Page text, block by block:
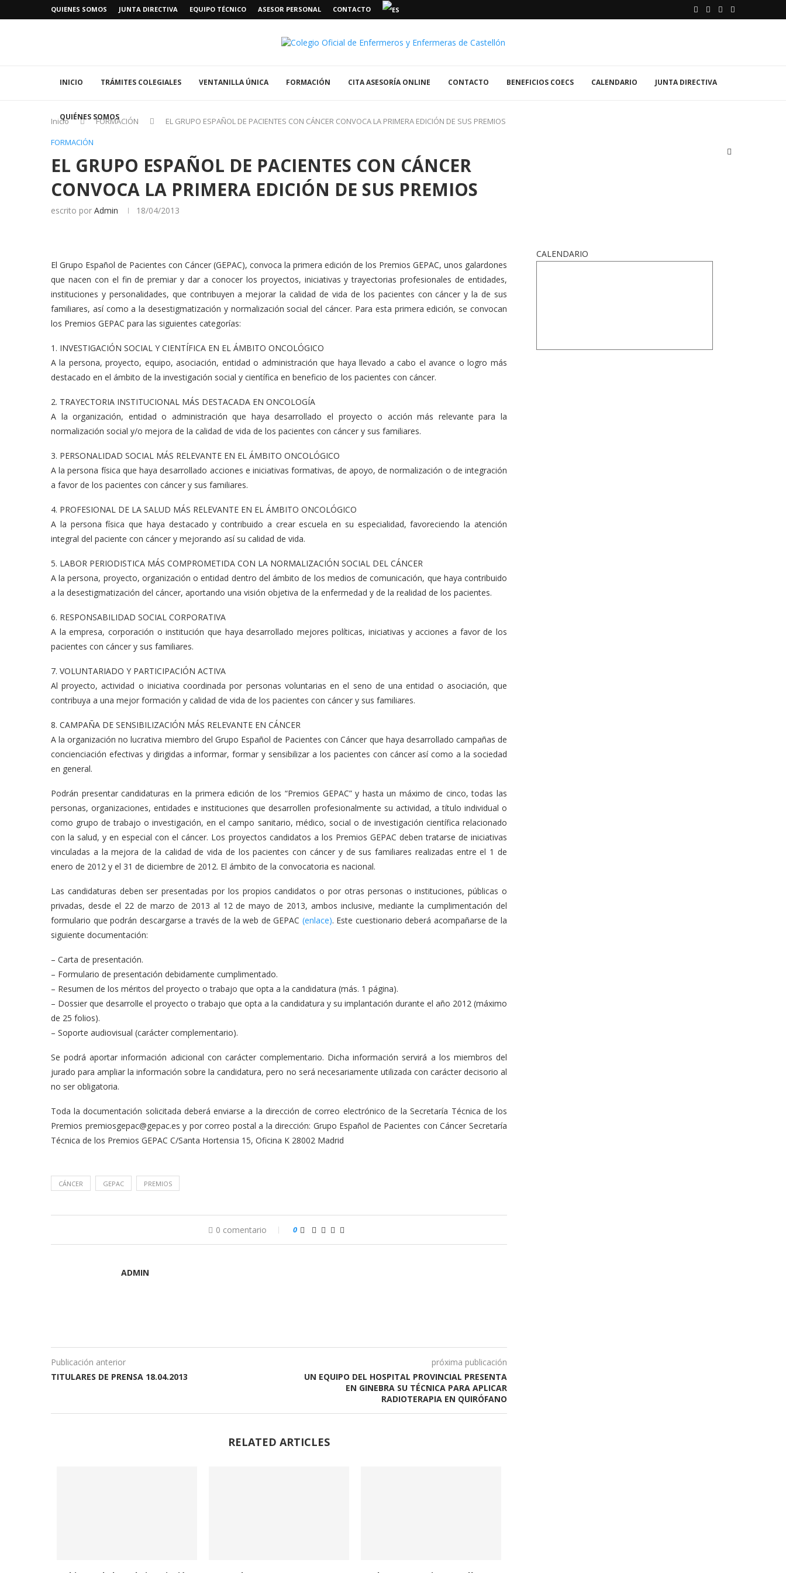
QUIENES SOMOS JUNTA DIRECTIVA EQUIPO TÉCNICO ASESOR PERSONAL CONTACTO
INICIO TRÁMITES COLEGIALES VENTANILLA ÚNICA FORMACIÓN CITA ASESORÍA ONLINE CONTACTO BENEFICIOS COECS CALENDARIO JUNTA DIRECTIVA
QUIÉNES SOMOS
Inicio FORMACIÓN
EL GRUPO ESPAÑOL DE PACIENTES CON CÁNCER CONVOCA LA PRIMERA EDICIÓN DE SUS PREMIOS
FORMACIÓN
EL GRUPO ESPAÑOL DE PACIENTES CON CÁNCER
CONVOCA LA PRIMERA EDICIÓN DE SUS PREMIOS
escrito por Admin 18/04/2013
El Grupo Español de Pacientes con Cáncer (GEPAC), convoca la primera edición de los Premios GEPAC, unos galardones
que nacen con el fin de premiar y dar a conocer los proyectos, iniciativas y trayectorias profesionales de entidades,
instituciones y personalidades, que contribuyen a mejorar la calidad de vida de los pacientes con cáncer y la de sus
familiares, así como a la desestigmatización y normalización social del cáncer. Para esta primera edición, se convocan
los Premios GEPAC para las siguientes categorías:
1. INVESTIGACIÓN SOCIAL Y CIENTÍFICA EN EL ÁMBITO ONCOLÓGICO
A la persona, proyecto, equipo, asociación, entidad o administración que haya llevado a cabo el avance o logro más
destacado en el ámbito de la investigación social y científica en beneficio de los pacientes con cáncer.
2. TRAYECTORIA INSTITUCIONAL MÁS DESTACADA EN ONCOLOGÍA
A la organización, entidad o administración que haya desarrollado el proyecto o acción más relevante para la
normalización social y/o mejora de la calidad de vida de los pacientes con cáncer y sus familiares.
3. PERSONALIDAD SOCIAL MÁS RELEVANTE EN EL ÁMBITO ONCOLÓGICO
A la persona física que haya desarrollado acciones e iniciativas formativas, de apoyo, de normalización o de integración
a favor de los pacientes con cáncer y sus familiares.
4. PROFESIONAL DE LA SALUD MÁS RELEVANTE EN EL ÁMBITO ONCOLÓGICO
A la persona física que haya destacado y contribuido a crear escuela en su especialidad, favoreciendo la atención
integral del paciente con cáncer y mejorando así su calidad de vida.
5. LABOR PERIODISTICA MÁS COMPROMETIDA CON LA NORMALIZACIÓN SOCIAL DEL CÁNCER
A la persona, proyecto, organización o entidad dentro del ámbito de los medios de comunicación, que haya contribuido
a la desestigmatización del cáncer, aportando una visión objetiva de la enfermedad y de la realidad de los pacientes.
6. RESPONSABILIDAD SOCIAL CORPORATIVA
A la empresa, corporación o institución que haya desarrollado mejores políticas, iniciativas y acciones a favor de los
pacientes con cáncer y sus familiares.
7. VOLUNTARIADO Y PARTICIPACIÓN ACTIVA
Al proyecto, actividad o iniciativa coordinada por personas voluntarias en el seno de una entidad o asociación, que
contribuya a una mejor formación y calidad de vida de los pacientes con cáncer y sus familiares.
8. CAMPAÑA DE SENSIBILIZACIÓN MÁS RELEVANTE EN CÁNCER
A la organización no lucrativa miembro del Grupo Español de Pacientes con Cáncer que haya desarrollado campañas de
concienciación efectivas y dirigidas a informar, formar y sensibilizar a los pacientes con cáncer así como a la sociedad
en general.
Podrán presentar candidaturas en la primera edición de los “Premios GEPAC” y hasta un máximo de cinco, todas las
personas, organizaciones, entidades e instituciones que desarrollen profesionalmente su actividad, a título individual o
como grupo de trabajo o investigación, en el campo sanitario, médico, social o de investigación científica relacionado
con la salud, y en especial con el cáncer. Los proyectos candidatos a los Premios GEPAC deben tratarse de iniciativas
vinculadas a la mejora de la calidad de vida de los pacientes con cáncer y de sus familiares realizadas entre el 1 de
enero de 2012 y el 31 de diciembre de 2012. El ámbito de la convocatoria es nacional.
Las candidaturas deben ser presentadas por los propios candidatos o por otras personas o instituciones, públicas o
privadas, desde el 22 de marzo de 2013 al 12 de mayo de 2013, ambos inclusive, mediante la cumplimentación del
formulario que podrán descargarse a través de la web de GEPAC (enlace). Este cuestionario deberá acompañarse de la
siguiente documentación:
– Carta de presentación.
– Formulario de presentación debidamente cumplimentado.
– Resumen de los méritos del proyecto o trabajo que opta a la candidatura (más. 1 página).
– Dossier que desarrolle el proyecto o trabajo que opta a la candidatura y su implantación durante el año 2012 (máximo
de 25 folios).
– Soporte audiovisual (carácter complementario).
Se podrá aportar información adicional con carácter complementario. Dicha información servirá a los miembros del
jurado para ampliar la información sobre la candidatura, pero no será necesariamente utilizada con carácter decisorio al
no ser obligatoria.
Toda la documentación solicitada deberá enviarse a la dirección de correo electrónico de la Secretaría Técnica de los
Premios premiosgepac@gepac.es y por correo postal a la dirección: Grupo Español de Pacientes con Cáncer Secretaría
Técnica de los Premios GEPAC C/Santa Hortensia 15, Oficina K 28002 Madrid
CÁNCER GEPAC PREMIOS
0 comentario 0
ADMIN
Publicación anterior
TITULARES DE PRENSA 18.04.2013
próxima publicación
UN EQUIPO DEL HOSPITAL PROVINCIAL PRESENTA
EN GINEBRA SU TÉCNICA PARA APLICAR
RADIOTERAPIA EN QUIRÓFANO
RELATED ARTICLES
CALENDARIO